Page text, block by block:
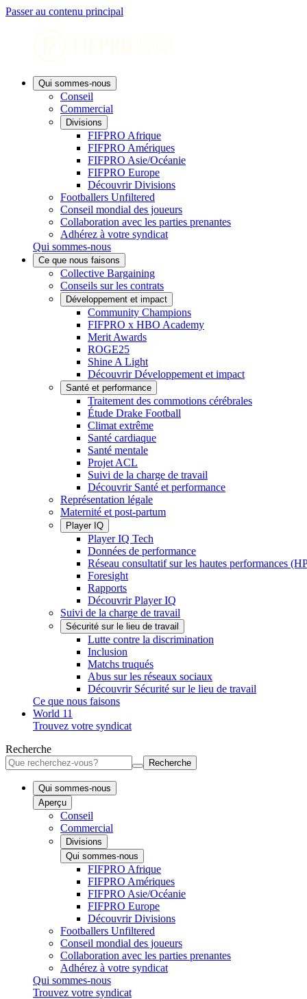
Passer au contenu principal
Qui sommes-nous
Conseil
Commercial
Divisions
FIFPRO Afrique
FIFPRO Amériques
FIFPRO Asie/Océanie
FIFPRO Europe
Découvrir Divisions
Footballers Unfiltered
Conseil mondial des joueurs
Collaboration avec les parties prenantes
Adhérez à votre syndicat
Qui sommes-nous
Ce que nous faisons
Collective Bargaining
Conseils sur les contrats
Développement et impact
Community Champions
FIFPRO x HBO Academy
Merit Awards
ROGE25
Shine A Light
Découvrir Développement et impact
Santé et performance
Traitement des commotions cérébrales
Étude Drake Football
Climat extrême
Santé cardiaque
Santé mentale
Projet ACL
Suivi de la charge de travail
Découvrir Santé et performance
Représentation légale
Maternité et post-partum
Player IQ
Player IQ Tech
Données de performance
Réseau consultatif sur les hautes performances
Foresight
Rapports
Découvrir Player IQ
Suivi de la charge de travail
Sécurité sur le lieu de travail
Lutte contre la discrimination
Inclusion
Matchs truqués
Abus sur les réseaux sociaux
Découvrir Sécurité sur le lieu de travail
Ce que nous faisons
World 11
Trouvez votre syndicat
Recherche
Recherche
Qui sommes-nous
Aperçu
Conseil
Commercial
Divisions
Qui sommes-nous
FIFPRO Afrique
FIFPRO Amériques
FIFPRO Asie/Océanie
FIFPRO Europe
Découvrir Divisions
Footballers Unfiltered
Conseil mondial des joueurs
Collaboration avec les parties prenantes
Adhérez à votre syndicat
Qui sommes-nous
Trouvez votre syndicat